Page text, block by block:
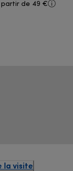
de 49 €
la visite